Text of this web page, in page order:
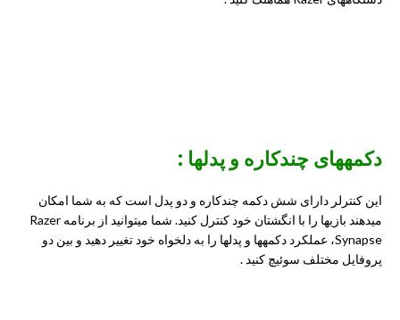
دکمههای چندکاره و پدلها :
این کنترلر دارای شش دکمه چندکاره و دو پدل است که به شما امکان
میدهند بازیها را با انگشتان خود کنترل کنید. شما میتوانید از برنامه Razer
Synapse، عملکرد دکمهها و پدلها را به دلخواه خود تغییر دهید و بین دو
پروفایل مختلف سوئیچ کنید .